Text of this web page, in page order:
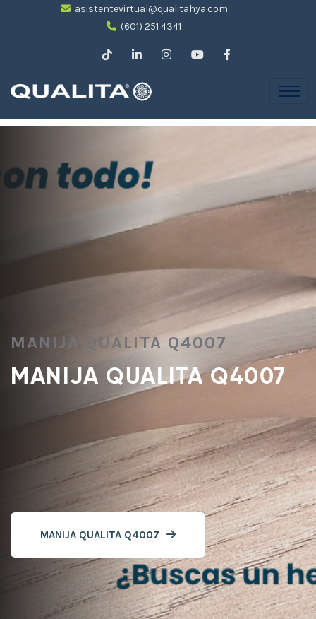
asistentevirtual@qualitahya.com
(601) 251 4341
MANIJA QUALITA Q4007
MANIJA QUALITA Q4007
MANIJA QUALITA Q4007